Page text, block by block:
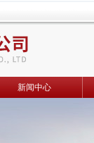
新闻中心